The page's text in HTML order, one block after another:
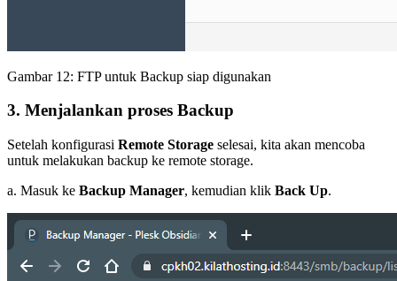
Gambar 12: FTP untuk Backup siap digunakan
3. Menjalankan proses Backup
Setelah konfigurasi Remote Storage selesai, kita akan mencoba
untuk melakukan backup ke remote storage.
a. Masuk ke Backup Manager, kemudian klik Back Up.